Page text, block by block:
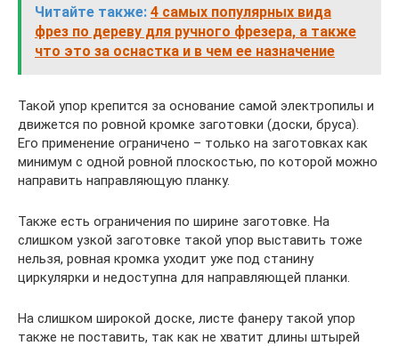
Читайте также: 4 самых популярных вида
фрез по дереву для ручного фрезера, а также
что это за оснастка и в чем ее назначение
Такой упор крепится за основание самой электропилы и
движется по ровной кромке заготовки (доски, бруса).
Его применение ограничено – только на заготовках как
минимум с одной ровной плоскостью, по которой можно
направить направляющую планку.
Также есть ограничения по ширине заготовке. На
слишком узкой заготовке такой упор выставить тоже
нельзя, ровная кромка уходит уже под станину
циркулярки и недоступна для направляющей планки.
На слишком широкой доске, листе фанеру такой упор
также не поставить, так как не хватит длины штырей